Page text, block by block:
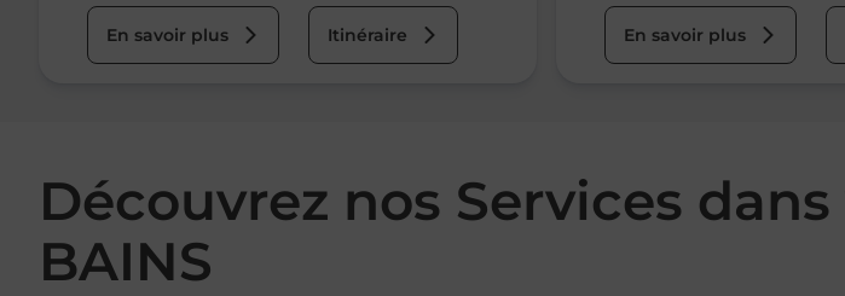
En savoir plus Itinéraire En savoir plus
Découvrez nos Services
BAINS